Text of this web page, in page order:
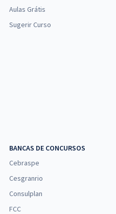
Aulas Grátis
Sugerir Curso
BANCAS DE CONCURSOS
Cebraspe
Cesgranrio
Consulplan
FCC